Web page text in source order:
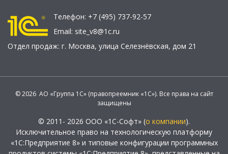
Телефон: +7 (495) 737-92-57
Email: site_v8@1c.ru
Отдел продаж: г. Москва, улица Селезнёвская, дом 21
© 2026 АО «Группа 1С» (правопреемник «1С»). Все права на сайт
защищены
© 2011- 2026 ООО «1С-Софт» (о компании).
Исключительное право на технологическую платформу
«1С:Предприятие 8» и типовые конфигурации программных